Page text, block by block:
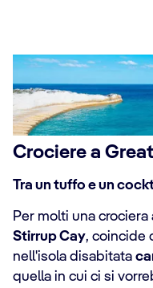
Crociere a
Tra un tuffo e un
Per molti una crociera
Stirrup Cay, coincide
nell'isola disabitata
quella in cui ci si